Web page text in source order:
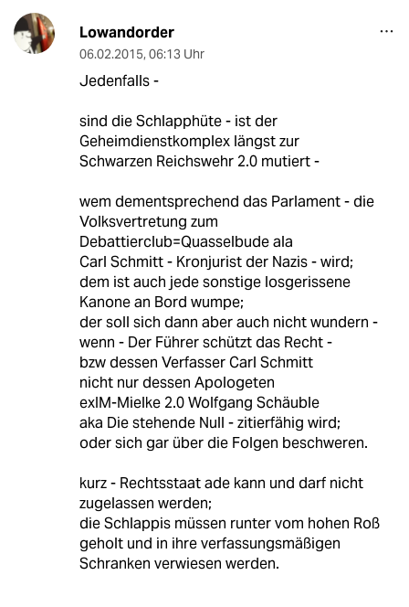
Lowandorder
06.02.2015, 06:13 Uhr
Jedenfalls -
sind die Schlapphüte - ist der
Geheimdienstkomplex längst zur
Schwarzen Reichswehr 2.0 mutiert -
wem dementsprechend das Parlament - die
Volksvertretung zum
Debattierclub=Quasselbude ala
Carl Schmitt - Kronjurist der Nazis - wird;
dem ist auch jede sonstige losgerissene
Kanone an Bord wumpe;
der soll sich dann aber auch nicht wundern -
wenn - Der Führer schützt das Recht -
bzw dessen Verfasser Carl Schmitt
nicht nur dessen Apologeten
exIM-Mielke 2.0 Wolfgang Schäuble
aka Die stehende Null - zitierfähig wird;
oder sich gar über die Folgen beschweren.
kurz - Rechtsstaat ade kann und darf nicht
zugelassen werden;
die Schlappis müssen runter vom hohen Roß
geholt und in ihre verfassungsmäßigen
Schranken verwiesen werden.